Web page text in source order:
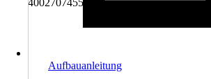
4002707455202
Aufbauanleitung